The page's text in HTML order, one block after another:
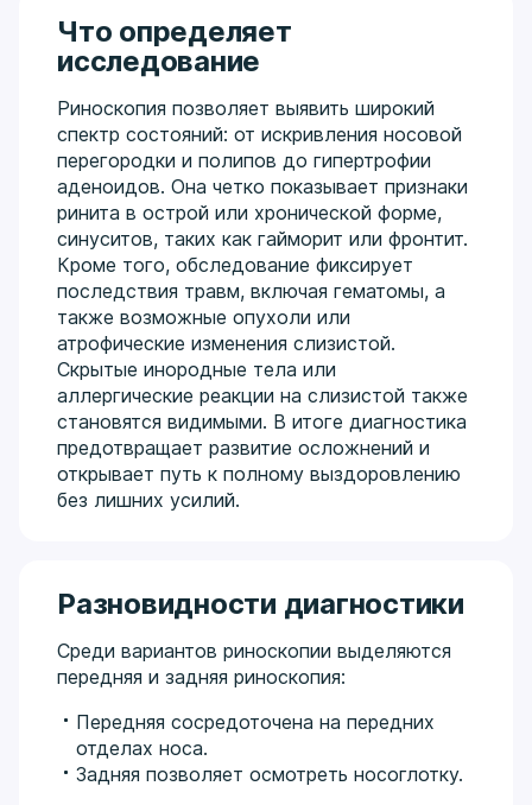
Что определяет
исследование
Риноскопия позволяет выявить широкий
спектр состояний: от искривления носовой
перегородки и полипов до гипертрофии
аденоидов. Она четко показывает признаки
ринита в острой или хронической форме,
синуситов, таких как гайморит или фронтит.
Кроме того, обследование фиксирует
последствия травм, включая гематомы, а
также возможные опухоли или
атрофические изменения слизистой.
Скрытые инородные тела или
аллергические реакции на слизистой также
становятся видимыми. В итоге диагностика
предотвращает развитие осложнений и
открывает путь к полному выздоровлению
без лишних усилий.
Разновидности диагностики
Среди вариантов риноскопии выделяются
передняя и задняя риноскопия:
Передняя сосредоточена на передних
отделах носа.
Задняя позволяет осмотреть носоглотку.